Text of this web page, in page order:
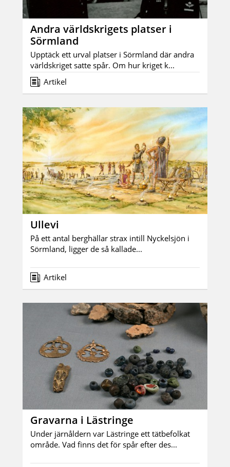
Andra världskrigets platser i
Sörmland
Upptäck ett urval platser i Sörmland där andra
världskriget satte spår. Om hur kriget k...
Artikel
Ullevi
På ett antal berghällar strax intill Nyckelsjön i
Sörmland, ligger de så kallade...
Artikel
Gravarna i Lästringe
Under järnåldern var Lästringe ett tätbefolkat
område. Vad finns det för spår efter des...